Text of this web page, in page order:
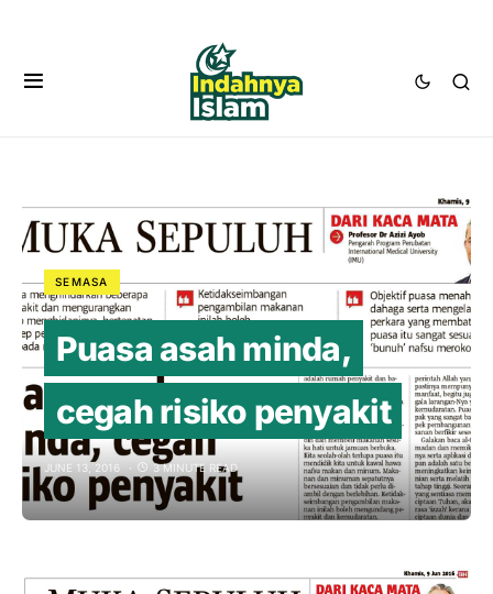
SEMASA
Puasa asah minda,
cegah risiko penyakit
JUNE 13, 2016 3 MINUTE READ